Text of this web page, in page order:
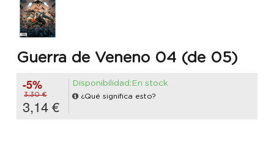
Guerra de Veneno 04 (de 05)
-5%
3,30 €
3,14 €
Disponibilidad:En stock
¿Qué significa esto?